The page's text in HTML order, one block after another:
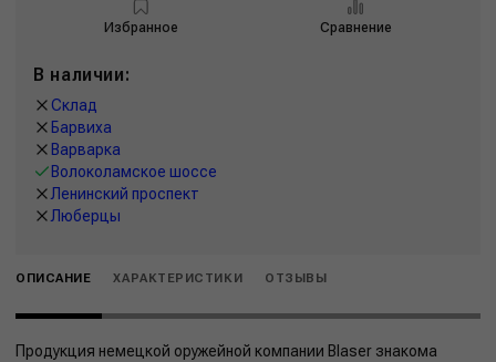
Избранное Сравнение
В наличии:
Склад
Барвиха
Варварка
Волоколамское шоссе
Ленинский проспект
Люберцы
ОПИСАНИЕ ХАРАКТЕРИСТИКИ ОТЗЫВЫ
Продукция немецкой оружейной компании Blaser знакома